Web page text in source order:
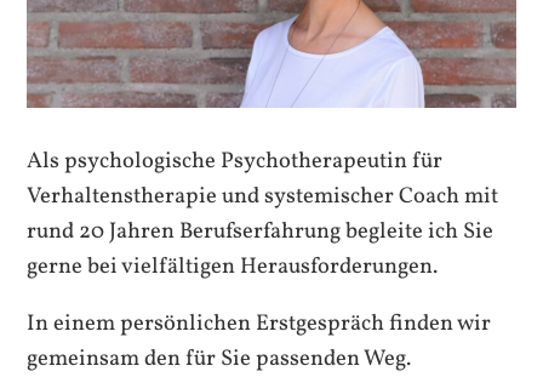
Als psychologische Psychotherapeutin für
Verhaltenstherapie und systemischer Coach mit
rund 20 Jahren Berufserfahrung begleite ich Sie
gerne bei vielfältigen Herausforderungen.
In einem persönlichen Erstgespräch finden wir
gemeinsam den für Sie passenden Weg.